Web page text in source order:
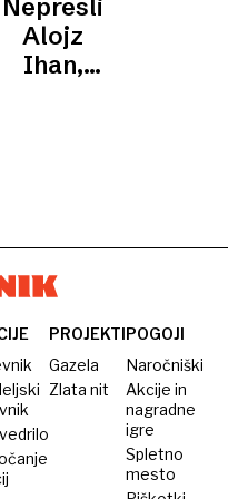
znanosti
in
publicist
Nepreslišano:
Alojz
Ihan,
PROJEKTI
Gazela
Zlata nit
POGOJI
Naročniški
Akcije in
nagradne
igre
Spletno
mesto